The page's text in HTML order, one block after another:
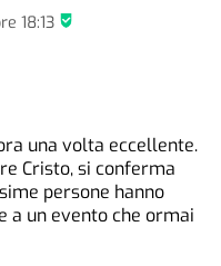
18:13
una volta eccellente.
Cristo, si conferma
persone hanno
a un evento che ormai